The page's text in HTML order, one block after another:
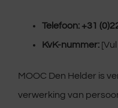
Telefoon: +31
KvK-nummer:
MOOC Den Helder is
verwerking van